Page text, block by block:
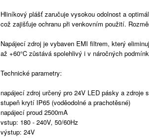
Hliníkový plášť zaručuje vysokou odolnost a
což zajišťuje ochranu při venkovním použití.
Napájecí zdroj je vybaven EMI filtrem, který
až +60°C zůstává spolehlivý i v náročných
Technické parametry:
napájecí zdroj určený pro 24V LED pásky a zdroje
stupeň krytí IP65 (voděodolné a prachotěsné)
napájecí proud 2500mA
vstup: 180 - 240V, 50/60Hz
výstup: 24V